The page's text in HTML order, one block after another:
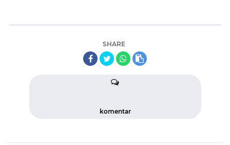
SHARE
komentar